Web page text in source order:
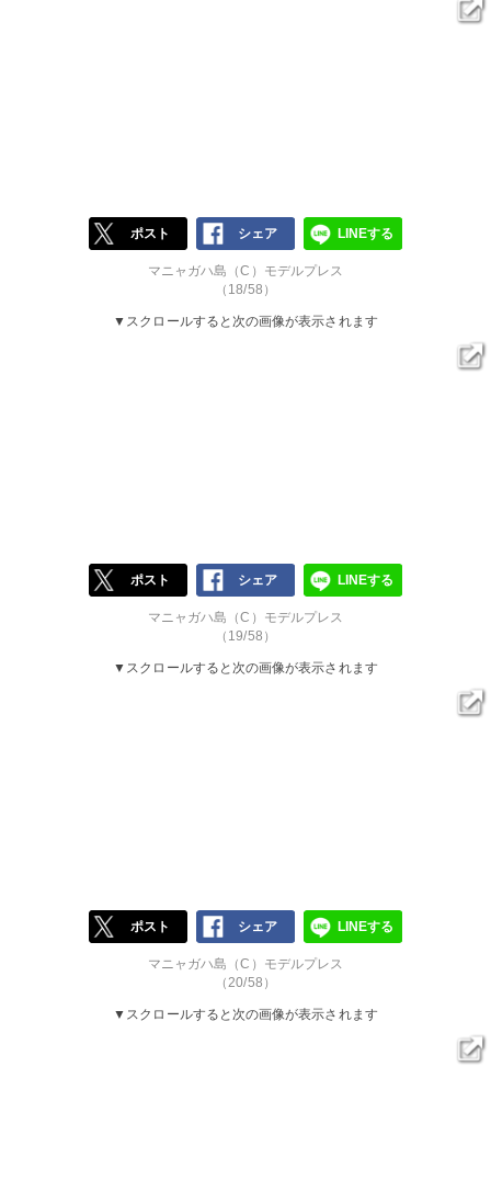
ポスト シェア LINEする
マニャガハ島（C）モデルプレス
（18/58）
▼スクロールすると次の画像が表示されます
ポスト シェア LINEする
マニャガハ島（C）モデルプレス
（19/58）
▼スクロールすると次の画像が表示されます
ポスト シェア LINEする
マニャガハ島（C）モデルプレス
（20/58）
▼スクロールすると次の画像が表示されます